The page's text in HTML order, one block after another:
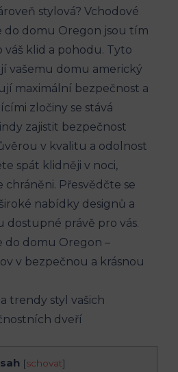
stylová? Vchodové
do domu Oregon jsou tím
váš klid a pohodu. Tyto
vašemu domu americký
maximální bezpečnost a
zločiny se stává
zajistit bezpečnost
v kvalitu a odolnost
spát klidněji v noci,
chráněni. Přesvědčte se
nabídky designů a
dostupné právě pro vás.
do domu Oregon –
v bezpečnou a krásnou
[schovat]